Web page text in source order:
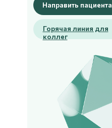
Направить пациента
Горячая линия для
коллег